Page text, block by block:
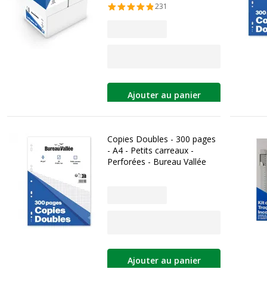
231
Ajouter au panier
Copies Doubles - 300 pages
- A4 - Petits carreaux -
Perforées - Bureau Vallée
Ajouter au panier